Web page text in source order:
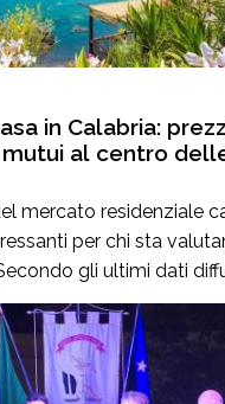
in Calabria:
al centro
mercato residenziale
per chi sta
gli ultimi dati
giugno 2026 il prezzo
residenziali in Calabria si
quadrato,
nazionale. Per chi […]